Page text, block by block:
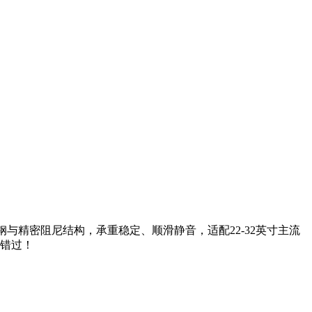
精密阻尼结构，承重稳定、顺滑静音，适配22-32英寸主流
过！